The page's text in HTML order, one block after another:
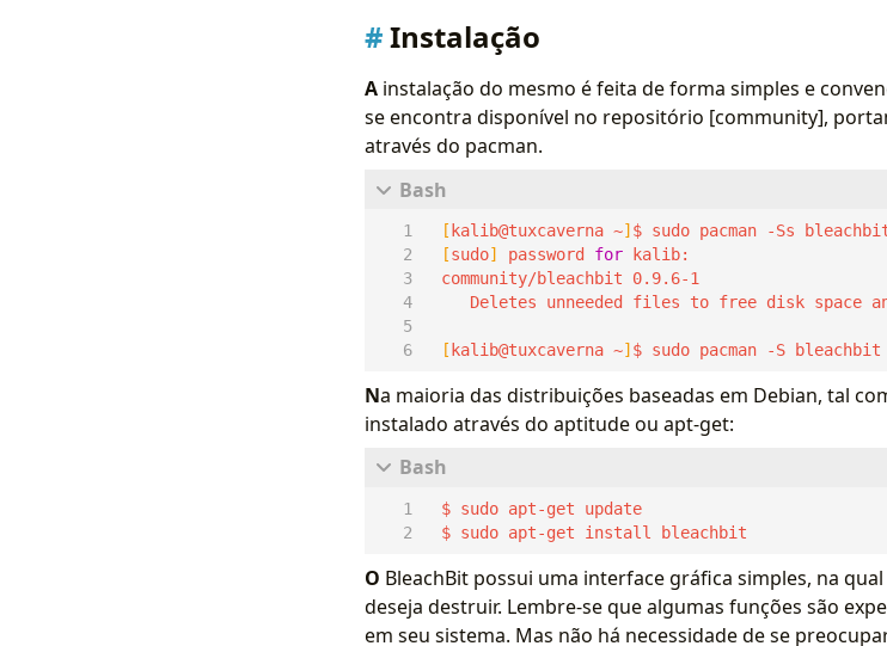
Instalação
Ainstalação do mesmo é feita de forma simples e
se encontra disponível no repositório [community],
através do pacman.
[ kalib@tuxcaverna ~]
[sudo] password for
[ kalib@tuxcaverna ~] $ sudo pacman -S bleachbit
Na maioria das distribuições baseadas em Debian, tal
instalado através do aptitude ou apt-get:
$ sudo apt-get update
$ sudo apt-get install bleachbit
O BleachBit possui uma interface gráfica simples, na
deseja destruir. Lembre-se que algumas funções são
em seu sistema. Mas não há necessidade de se